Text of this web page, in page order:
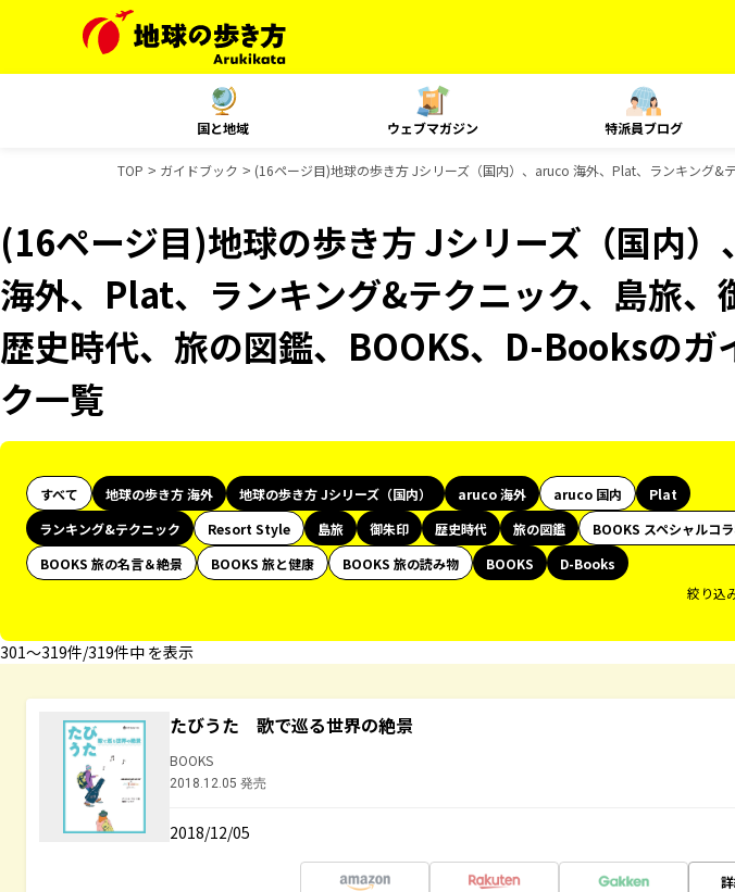
国と地域 ウェブマガジン 特派員ブログ
TOP ガイドブック (16ページ目)地球の歩き方 Jシリーズ（国内）、aruco 海外、Plat、ランキング
(16ページ目)地球の歩き方 Jシリーズ（国内
海外、Plat、ランキング&テクニック、島旅、
歴史時代、旅の図鑑、BOOKS、D-Booksのガ
ク一覧
すべて 地球の歩き方 海外 地球の歩き方 Jシリーズ（国内） aruco 海外 aruco 国内
Plat
ランキング&テクニック
Resort Style 島旅 御朱印 歴史時代 旅の図鑑
BOOKS スペシャルコ
BOOKS 旅の名言＆絶景
BOOKS 旅と健康 BOOKS 旅の読み物 BOOKS
D-Books
絞り込
301〜319件/319件中 を表示
たびうた 歌で巡る世界の絶景
BOOKS
2018.12.05 発売
2018/12/05